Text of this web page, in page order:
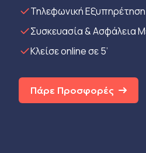
Τηλεφωνική Εξυπηρέτηση
Συσκευασία & Ασφάλεια
Κλείσε online σε 5’
Πάρε Προσφορές